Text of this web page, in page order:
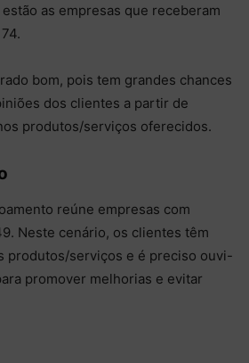
as empresas que receberam
bom, pois tem grandes chances
dos clientes a partir de
produtos/serviços oferecidos.
reúne empresas com
Neste cenário, os clientes têm
produtos/serviços e é preciso ouvi-
promover melhorias e evitar